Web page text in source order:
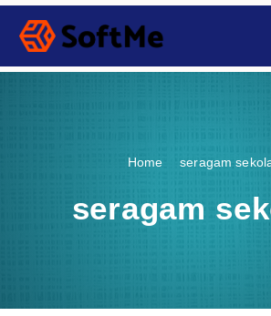
S
p
Home seragam
seragam